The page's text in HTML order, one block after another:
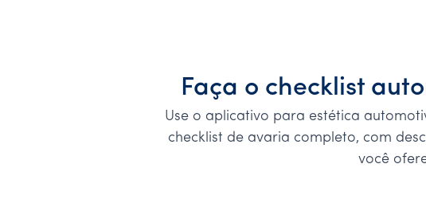
Faça o checklist
Use o aplicativo para estética
checklist de avaria completo, com
você